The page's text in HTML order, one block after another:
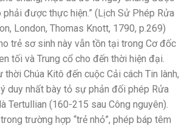
được thực hiện.” (Lịch Sử Phép Rửa
London, Thomas Knott, 1790, p.269)
trẻ sơ sinh này vẫn tồn tại trong Cơ đốc
tối và Trung cổ cho đến thời hiện đại.
thời Chúa Kitô đến cuộc Cải cách Tin lành,
duy nhất bày tỏ sự phản đối phép Rửa
Tertullian (160-215 sau Công nguyên).
trường hợp “trẻ nhỏ”, phép báp têm